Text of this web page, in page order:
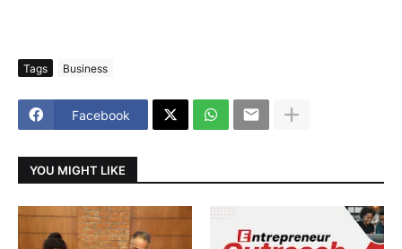
Tags Business
Facebook
YOU MIGHT LIKE